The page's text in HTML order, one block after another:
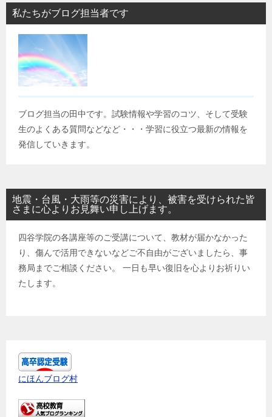
私たちがブログ担当者です
ブログ担当の田中です。試験情報や学習のコツ、そして受験
生のよくある質問などなど・・・学習に役立つ最新の情報を
発信していきます。
地震・台風・大雨等の災害により、被害を受けられた皆
さまに心よりお見舞い申し上げます。
四谷学院の各講座等のご受講について、教材が届かなかった
り、傷んで活用できないなどご不自由がございましたら、事
務局までご相談ください。 一日も早い復旧を心よりお祈りい
たします。
にほんブログ村